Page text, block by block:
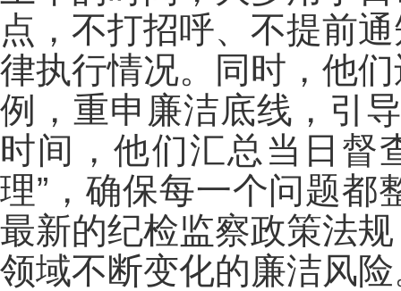
点，不打招呼、不提前
律执行情况。同时，他
例，重申廉洁底线，引
时间，他们汇总当日督
理”，确保每一个问题都
最新的纪检监察政策法
领域不断变化的廉洁风